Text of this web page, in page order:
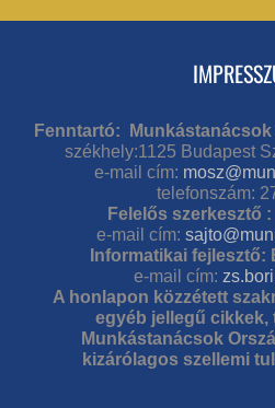
Fenntartó:
székhely:1125 Budapest
e-mail cím:
telefonszám:
Felelős szerkesztő
e-mail cím:
Informatikai fejlesztő:
e-mail cím:
A honlapon közzétett
egyéb jellegű cikkek,
Munkástanácsok
kizárólagos szellemi